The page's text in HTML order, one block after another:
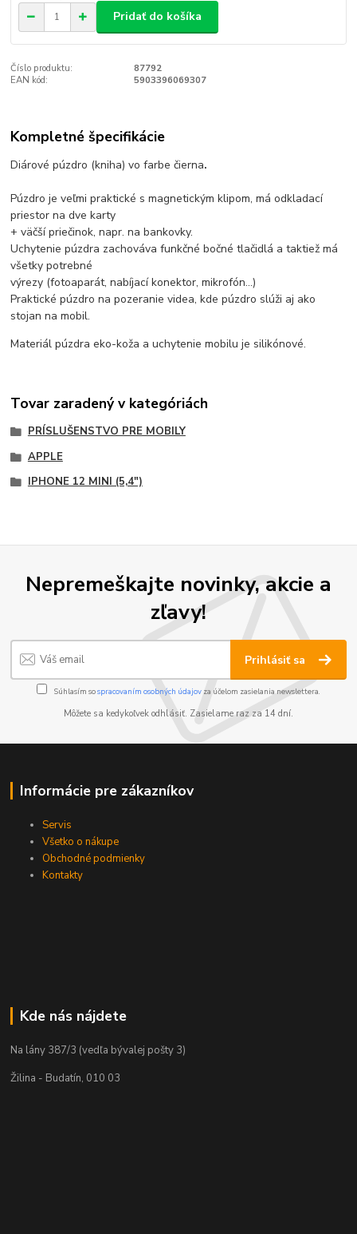
Pridať do košíka
Číslo produktu:
87792
EAN kód:
5903396069307
Kompletné špecifikácie
Diárové púzdro (kniha) vo farbe čierna.
Púzdro je veľmi praktické s magnetickým klipom, má odkladací
priestor na dve karty
+ väčší priečinok, napr. na bankovky.
Uchytenie púzdra zachováva funkčné bočné tlačidlá a taktiež má
všetky potrebné
výrezy (fotoaparát, nabíjací konektor, mikrofón...)
Praktické púzdro na pozeranie videa, kde púzdro slúži aj ako
stojan na mobil.
Materiál púzdra eko-koža a uchytenie mobilu je silikónové.
Tovar zaradený v kategóriách
PRÍSLUŠENSTVO PRE MOBILY
APPLE
IPHONE 12 MINI (5,4")
Nepremeškajte novinky, akcie a
zľavy!
Prihlásiť sa
Súhlasím sospracovaním osobných údajov za účelom zasielania newslettera.
Môžete sa kedykoľvek odhlásiť. Zasielame raz za 14 dní.
Informácie pre zákazníkov
Servis
Všetko o nákupe
Obchodné podmienky
Kontakty
Kde nás nájdete
Na lány 387/3 (vedľa bývalej pošty 3)
Žilina - Budatín, 010 03